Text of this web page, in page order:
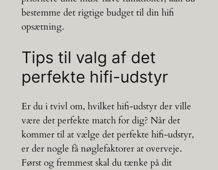
bestemme det rigtige budget til din hifi
opsætning.
Tips til valg af det
perfekte hifi-udstyr
Er du i tvivl om, hvilket hifi-udstyr der ville
være det perfekte match for dig? Når det
kommer til at vælge det perfekte hifi-udstyr,
er der nogle få nøglefaktorer at overveje.
Først og fremmest skal du tænke på dit